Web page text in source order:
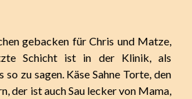
gebacken für Chris und Matze,
Schicht ist in der Klinik, als
zu sagen. Käse Sahne Torte, den
der ist auch Sau lecker von Mama,